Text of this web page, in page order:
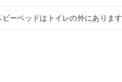
ビーベッドはトイレの外にあります